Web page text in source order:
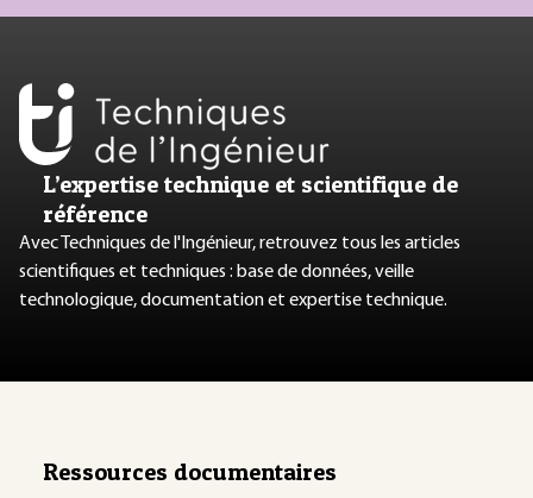
L’expertise technique et scientifique de
référence
Avec Techniques de l'Ingénieur, retrouvez tous les articles
scientifiques et techniques : base de données, veille
technologique, documentation et expertise technique.
Ressources documentaires